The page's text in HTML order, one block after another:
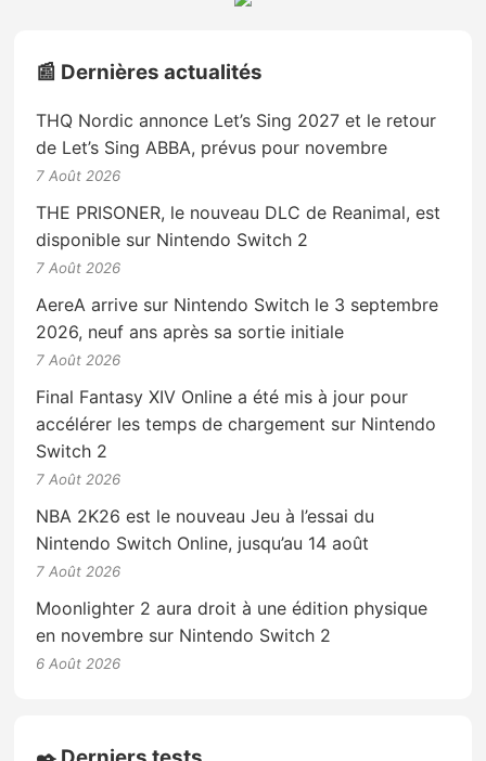
📰 Dernières actualités
THQ Nordic annonce Let’s Sing 2027 et le retour
de Let’s Sing ABBA, prévus pour novembre
7 Août 2026
THE PRISONER, le nouveau DLC de Reanimal, est
disponible sur Nintendo Switch 2
7 Août 2026
AereA arrive sur Nintendo Switch le 3 septembre
2026, neuf ans après sa sortie initiale
7 Août 2026
Final Fantasy XIV Online a été mis à jour pour
accélérer les temps de chargement sur Nintendo
Switch 2
7 Août 2026
NBA 2K26 est le nouveau Jeu à l’essai du
Nintendo Switch Online, jusqu’au 14 août
7 Août 2026
Moonlighter 2 aura droit à une édition physique
en novembre sur Nintendo Switch 2
6 Août 2026